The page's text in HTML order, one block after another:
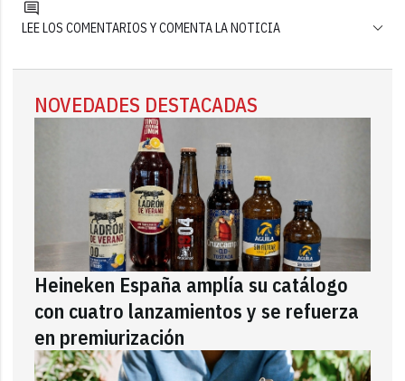
LEE LOS COMENTARIOS Y COMENTA LA NOTICIA
NOVEDADES DESTACADAS
Heineken España amplía su catálogo
con cuatro lanzamientos y se refuerza
en premiurización